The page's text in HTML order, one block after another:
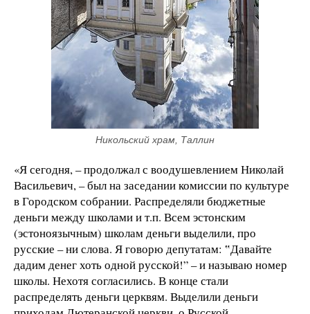
Никольский храм, Таллин
«Я сегодня, – продолжал с воодушевлением Николай
Васильевич, – был на заседании комиссии по культуре
в Городском собрании. Распределяли бюджетные
деньги между школами и т.п. Всем эстонским
(эстоноязычным) школам деньги выделили, про
русские – ни слова. Я говорю депутатам: ‟Давайте
дадим денег хоть одной русской!” – и называю номер
школы. Нехотя согласились. В конце стали
распределять деньги церквям. Выделили деньги